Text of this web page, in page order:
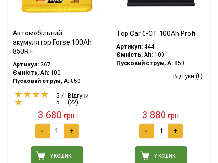
Автомобільний
акумулятор Forse 100Ah
850R+
Артикул: 267
Ємність, Ah: 100
Пусковий струм, A: 850
5 /
5
Відгуки
(22)
3 680 грн.
- +
У КОШИК
Top Car 6-CT 100Ah Profi
Артикул: 444
Ємність, Ah: 100
Пусковий струм, A: 850
Відгуки (0)
3 880 грн.
- +
У КОШИК